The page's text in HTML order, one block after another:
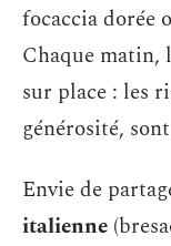
focaccia dorée
Chaque matin,
sur place : les
générosité,
Envie de
italienne